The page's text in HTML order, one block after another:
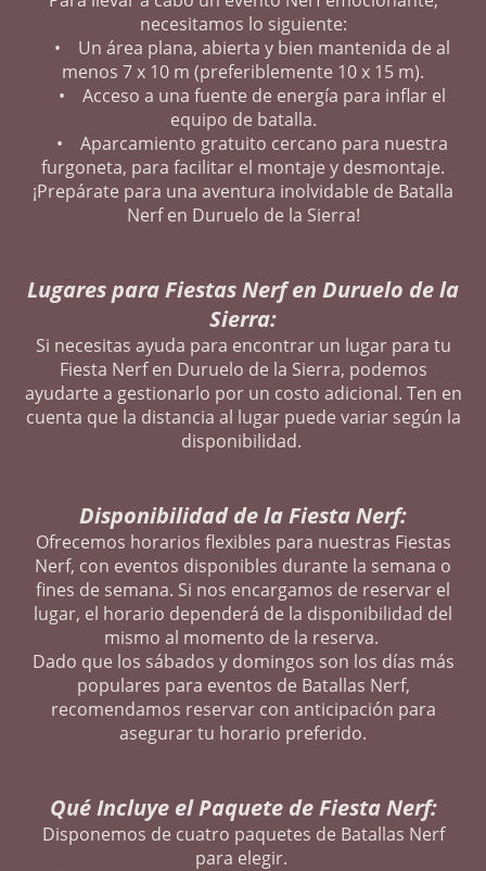
necesitamos lo siguiente:
• Un área plana, abierta y bien mantenida de al
menos 7 x 10 m (preferiblemente 10 x 15 m).
• Acceso a una fuente de energía para inflar el
equipo de batalla.
• Aparcamiento gratuito cercano para nuestra
furgoneta, para facilitar el montaje y desmontaje.
¡Prepárate para una aventura inolvidable de Batalla
Nerf en Duruelo de la Sierra!
Lugares para Fiestas Nerf en Duruelo de la
Sierra:
Si necesitas ayuda para encontrar un lugar para tu
Fiesta Nerf en Duruelo de la Sierra, podemos
ayudarte a gestionarlo por un costo adicional. Ten en
cuenta que la distancia al lugar puede variar según la
disponibilidad.
Disponibilidad de la Fiesta Nerf:
Ofrecemos horarios flexibles para nuestras Fiestas
Nerf, con eventos disponibles durante la semana o
fines de semana. Si nos encargamos de reservar el
lugar, el horario dependerá de la disponibilidad del
mismo al momento de la reserva.
Dado que los sábados y domingos son los días más
populares para eventos de Batallas Nerf,
recomendamos reservar con anticipación para
asegurar tu horario preferido.
Qué Incluye el Paquete de Fiesta Nerf:
Disponemos de cuatro paquetes de Batallas Nerf
para elegir.